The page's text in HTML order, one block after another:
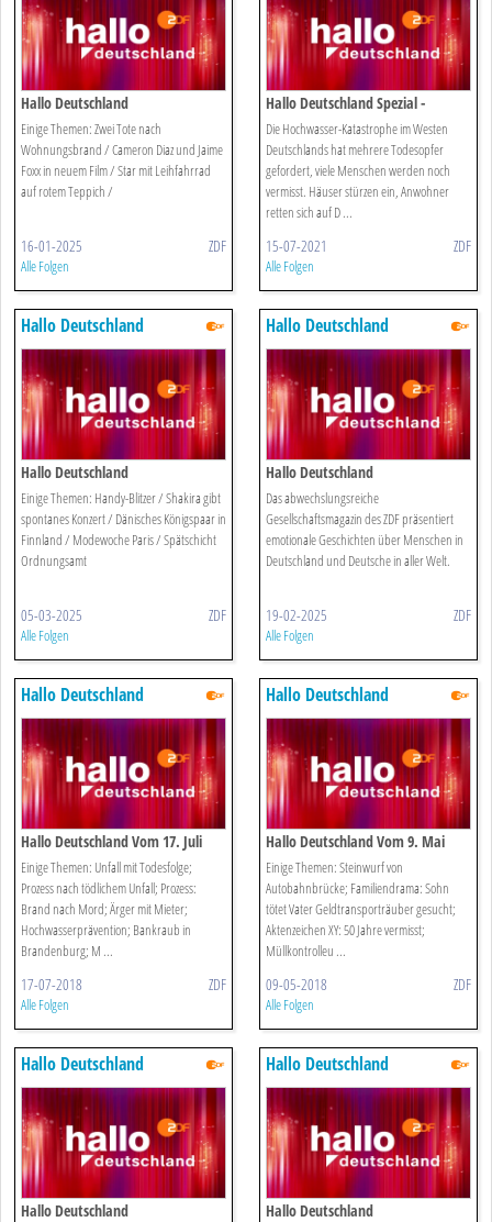
Hallo Deutschland
Einige Themen: Zwei Tote nach
Wohnungsbrand / Cameron Diaz und Jaime
Foxx in neuem Film / Star mit Leihfahrrad
auf rotem Teppich /
16-01-2025 ZDF
Alle Folgen
Hallo Deutschland Spezial -
Unwetter-katastrophe Im Westen
Vom 15. Juli 2021
Die Hochwasser-Katastrophe im Westen
Deutschlands hat mehrere Todesopfer
gefordert, viele Menschen werden noch
vermisst. Häuser stürzen ein, Anwohner
retten sich auf D ...
15-07-2021 ZDF
Alle Folgen
Hallo Deutschland
Hallo Deutschland
Einige Themen: Handy-Blitzer / Shakira gibt
spontanes Konzert / Dänisches Königspaar in
Finnland / Modewoche Paris / Spätschicht
Ordnungsamt
05-03-2025 ZDF
Alle Folgen
Hallo Deutschland
Hallo Deutschland
Das abwechslungsreiche
Gesellschaftsmagazin des ZDF präsentiert
emotionale Geschichten über Menschen in
Deutschland und Deutsche in aller Welt.
19-02-2025 ZDF
Alle Folgen
Hallo Deutschland
Hallo Deutschland Vom 17. Juli
2018
Einige Themen: Unfall mit Todesfolge;
Prozess nach tödlichem Unfall; Prozess:
Brand nach Mord; Ärger mit Mieter;
Hochwasserprävention; Bankraub in
Brandenburg; M ...
17-07-2018 ZDF
Alle Folgen
Hallo Deutschland
Hallo Deutschland Vom 9. Mai
2018
Einige Themen: Steinwurf von
Autobahnbrücke; Familiendrama: Sohn
tötet Vater Geldtransporträuber gesucht;
Aktenzeichen XY: 50 Jahre vermisst;
Müllkontrolleu ...
09-05-2018 ZDF
Alle Folgen
Hallo Deutschland
Hallo Deutschland
Hallo Deutschland
Hallo Deutschland